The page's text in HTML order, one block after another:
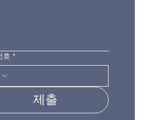
호 *
제출